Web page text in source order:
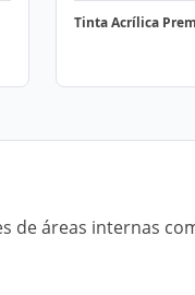
Tinta Acrílica
de áreas internas